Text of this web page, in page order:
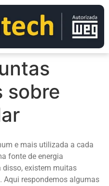
sobre
e mais utilizada a cada
fonte de energia
disso, existem muitas
Aqui respondemos algumas